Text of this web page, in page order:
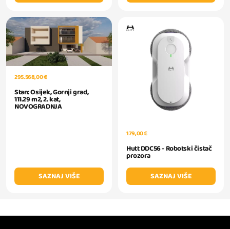
295.568,00 €
Stan: Osijek, Gornji grad,
111.29 m2, 2. kat,
NOVOGRADNJA
SAZNAJ VIŠE
179,00 €
Hutt DDC56 - Robotski čistač
prozora
SAZNAJ VIŠE